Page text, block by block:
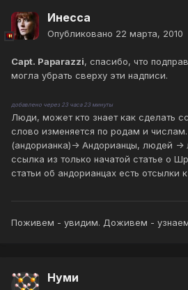
Инесса
Опубликовано 22 марта, 2010
Capt. Paparazzi, спасибо, что
могла убрать сверху эти надписи.
добавлено через 23 часа 23 минуты
Люди, может кто знает как сделать
слово изменяется по родам и
(андорианка)-> Андорианцы, людей ->
ссылка из только начатой статье о
статьи об андорианцах есть отсылки
Поживем - увидим. Доживем -
Нуми